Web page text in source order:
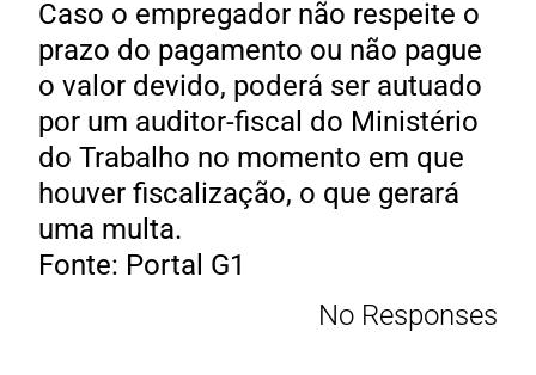
Caso o empregador não respeite o
prazo do pagamento ou não pague
o valor devido, poderá ser autuado
por um auditor-fiscal do Ministério
do Trabalho no momento em que
houver fiscalização, o que gerará
uma multa.
Fonte: Portal G1
No Responses